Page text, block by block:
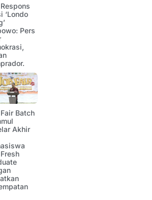
‘Londo
Pers
Batch
Akhir